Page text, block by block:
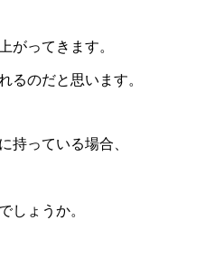
がってきます。
るのだと思います。
持っている場合、
しょうか。